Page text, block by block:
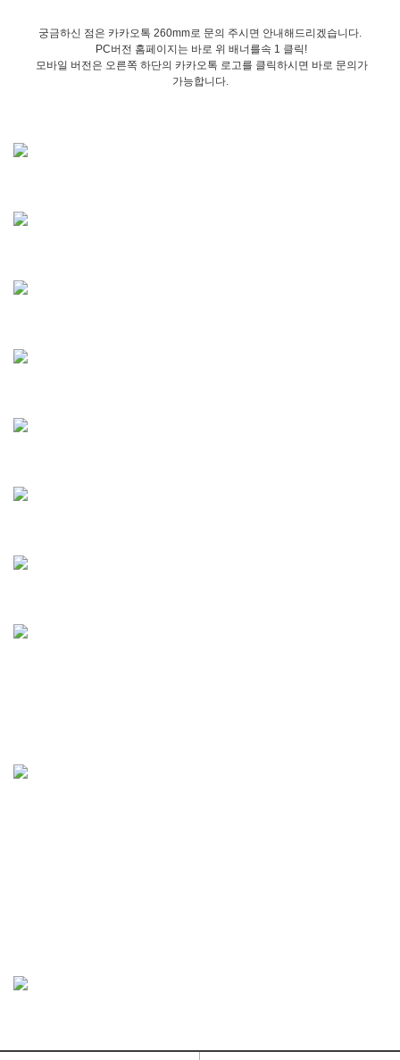
궁금하신 점은 카카오톡 260mm로 문의 주시면 안내해드리겠습니다.
PC버전 홈페이지는 바로 위 배너를속 1 클릭!
모바일 버전은 오른쪽 하단의 카카오톡 로고를 클릭하시면 바로 문의가
가능합니다.